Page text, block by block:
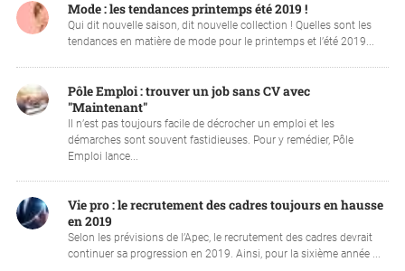
Mode : les tendances printemps été 2019 !
Qui dit nouvelle saison, dit nouvelle collection ! Quelles sont les
tendances en matière de mode pour le printemps et l’été 2019...
Pôle Emploi : trouver un job sans CV avec
"Maintenant"
Il n’est pas toujours facile de décrocher un emploi et les
démarches sont souvent fastidieuses. Pour y remédier, Pôle
Emploi lance...
Vie pro : le recrutement des cadres toujours en hausse
en 2019
Selon les prévisions de l’Apec, le recrutement des cadres devrait
continuer sa progression en 2019. Ainsi, pour la sixième année ...